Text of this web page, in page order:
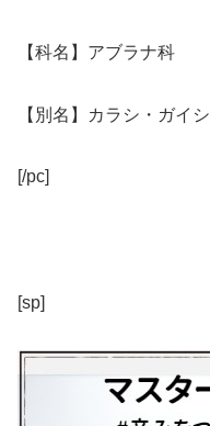
【科名】アブラナ科
【別名】カラシ・ガイシ
[/pc]
[sp]